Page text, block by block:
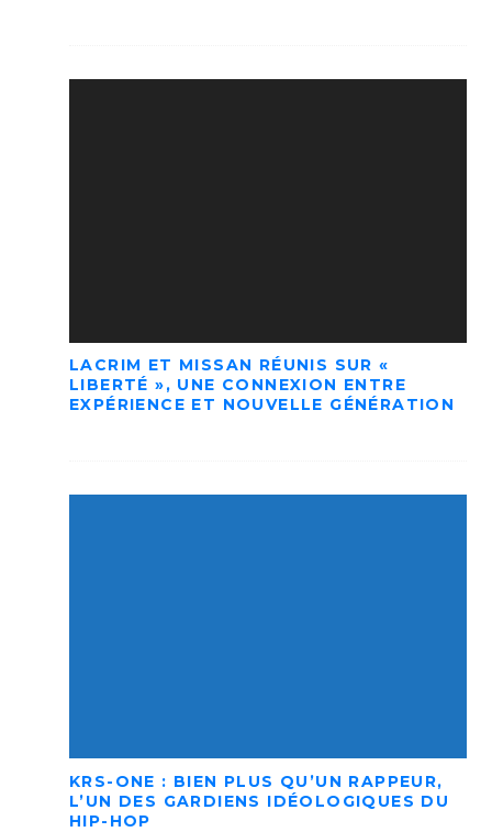
LACRIM ET MISSAN RÉUNIS SUR «
LIBERTÉ », UNE CONNEXION ENTRE
EXPÉRIENCE ET NOUVELLE GÉNÉRATION
KRS-ONE : BIEN PLUS QU’UN RAPPEUR,
L’UN DES GARDIENS IDÉOLOGIQUES DU
HIP-HOP